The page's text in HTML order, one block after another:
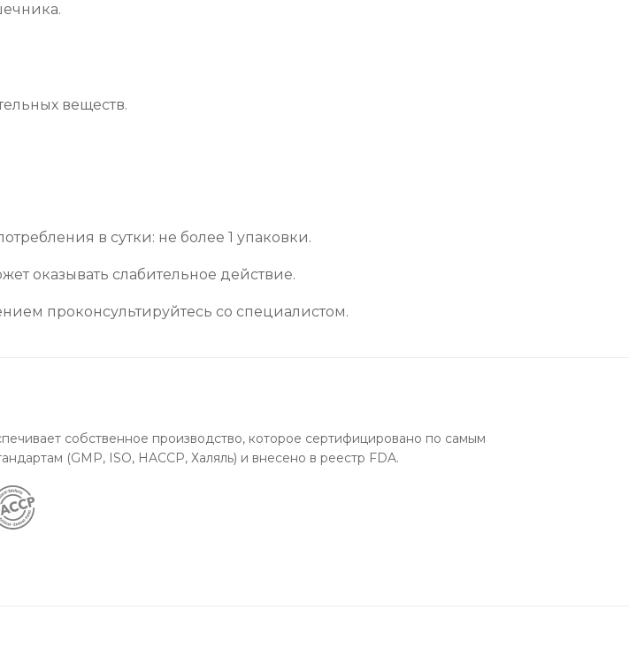
веществ.
в сутки: не более 1 упаковки.
оказывать слабительное действие.
проконсультируйтесь со специалистом.
собственное производство, которое сертифицировано по самым
(GMP, ISO, HACCP, Халяль) и внесено в реестр FDA.